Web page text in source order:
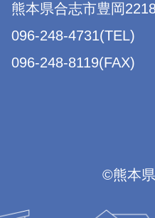
熊本県合志市豊岡
096-248-4731(TEL)
096-248-8119(FAX)
©熊本